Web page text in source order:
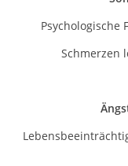
Psychologische
Schmerzen